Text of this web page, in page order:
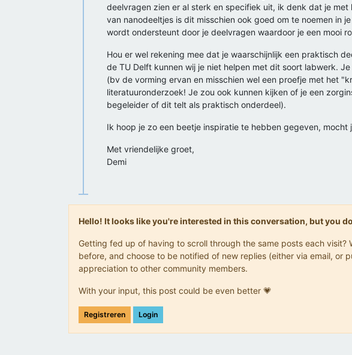
deelvragen zien er al sterk en specifiek uit, ik denk dat je
van nanodeeltjes is dit misschien ook goed om te noemen in
wordt ondersteunt door je deelvragen waardoor je een mooi
Hou er wel rekening mee dat je waarschijnlijk een praktisch
de TU Delft kunnen wij je niet helpen met dit soort labwerk.
(bv de vorming ervan en misschien wel een proefje met het
literatuuronderzoek! Je zou ook kunnen kijken of je een
begeleider of dit telt als praktisch onderdeel).
Ik hoop je zo een beetje inspiratie te hebben gegeven,
Met vriendelijke groet,
Demi
Hello! It looks like you're interested in this conversation, but you
Getting fed up of having to scroll through the same posts each
before, and choose to be notified of new replies (either via email, or
appreciation to other community members.
With your input, this post could be even better 💗
Registreren Login